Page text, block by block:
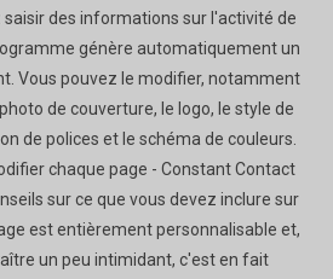
des informations sur l'activité de
génère automatiquement un
Vous pouvez le modifier, notamment
de couverture, le logo, le style de
de polices et le schéma de couleurs.
chaque page - Constant Contact
sur ce que vous devez inclure sur
est entièrement personnalisable et,
un peu intimidant, c'est en fait